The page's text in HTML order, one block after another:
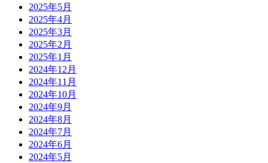
2025年5月
2025年4月
2025年3月
2025年2月
2025年1月
2024年12月
2024年11月
2024年10月
2024年9月
2024年8月
2024年7月
2024年6月
2024年5月